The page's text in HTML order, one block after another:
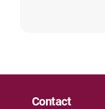
Contact